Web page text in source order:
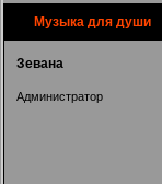
Музыка для души
Зевана
Администратор